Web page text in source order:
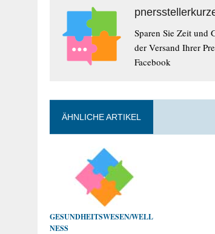
Sparen Sie Zeit und
der Versand Ihrer
Facebook
ÄHNLICHE ARTIKEL
GESUNDHEITSWESEN/WELL
NESS